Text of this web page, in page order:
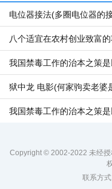
电位器接法(多圈电位器的
八个适宜在农村创业致富
能挣钱呢？在乡村都有哪
我国禁毒工作的治本之策
禁毒本质的治本之策)
狱中龙 电影(何家驹卖老婆
我国禁毒工作的治本之策
禁毒工作的治本之策是哪
Copyright © 2002-2022 未经
联系方